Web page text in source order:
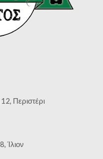
Περιστέρι
Ίλιον